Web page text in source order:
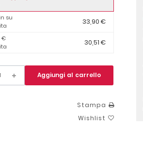
su
33,90 €
€
30,51 €
Aggiungi al carrello
Stampa
Wishlist